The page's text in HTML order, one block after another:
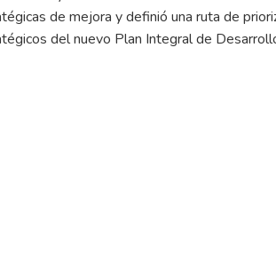
de mejora y definió una ruta de
del nuevo Plan Integral de